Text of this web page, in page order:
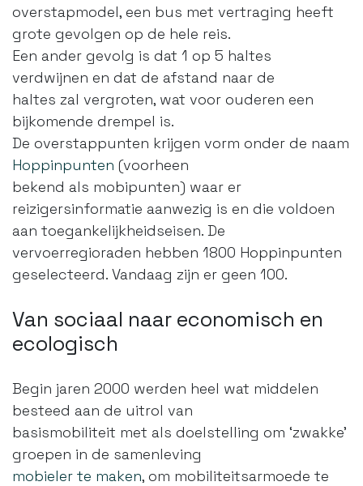
overstapmodel, een bus met vertraging heeft
grote gevolgen op de hele reis.
Een ander gevolg is dat 1 op 5 haltes
verdwijnen en dat de afstand naar de
haltes zal vergroten, wat voor ouderen een
bijkomende drempel is.
De overstappunten krijgen vorm onder de naam
Hoppinpunten (voorheen
bekend als mobipunten) waar er
reizigersinformatie aanwezig is en die voldoen
aan toegankelijkheidseisen. De
vervoerregioraden hebben 1800 Hoppinpunten
geselecteerd. Vandaag zijn er geen 100.
Van sociaal naar economisch en
ecologisch
Begin jaren 2000 werden heel wat middelen
besteed aan de uitrol van
basismobiliteit met als doelstelling om ‘zwakke’
groepen in de samenleving
mobieler te maken, om mobiliteitsarmoede te